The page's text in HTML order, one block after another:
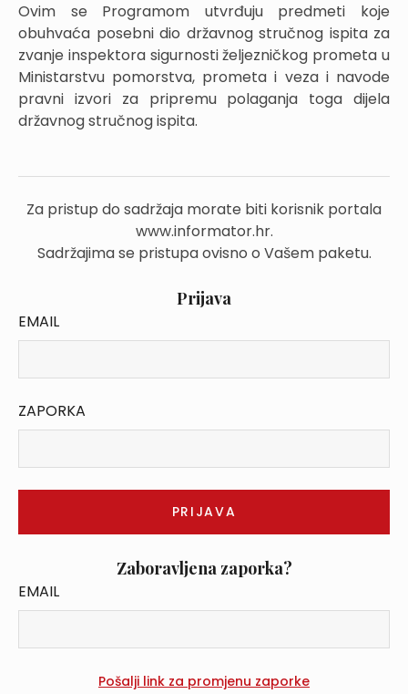
Ovim se Programom utvrđuju predmeti koje
obuhvaća posebni dio državnog stručnog ispita za
zvanje inspektora sigurnosti željezničkog prometa u
Ministarstvu pomorstva, prometa i veza i navode
pravni izvori za pripremu polaganja toga dijela
državnog stručnog ispita.
Za pristup do sadržaja morate biti korisnik portala
www.informator.hr.
Sadržajima se pristupa ovisno o Vašem paketu.
Prijava
EMAIL
ZAPORKA
Zaboravljena zaporka?
EMAIL